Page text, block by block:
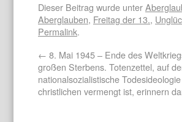
Dieser Beitrag wurde unter
Aberglauben, Freitag der 13.,
Permalink.
← 8. Mai 1945 – Ende des
großen Sterbens. Totenzettel, auf
nationalsozialistische
christlichen vermengt ist, erinnern